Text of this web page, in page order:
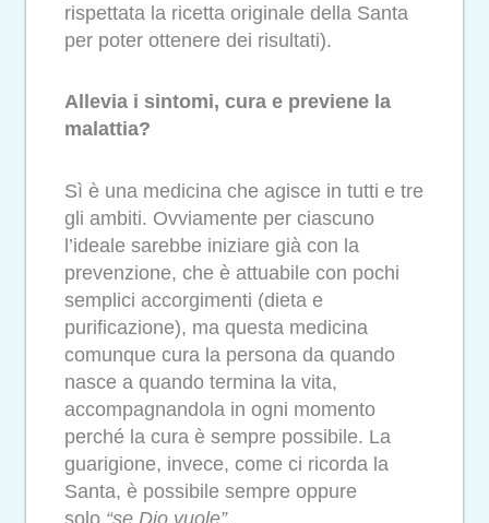
rispettata la ricetta originale della Santa
per poter ottenere dei risultati).
Allevia i sintomi, cura e previene la
malattia?
Sì è una medicina che agisce in tutti e tre
gli ambiti. Ovviamente per ciascuno
l’ideale sarebbe iniziare già con la
prevenzione, che è attuabile con pochi
semplici accorgimenti (dieta e
purificazione), ma questa medicina
comunque cura la persona da quando
nasce a quando termina la vita,
accompagnandola in ogni momento
perché la cura è sempre possibile. La
guarigione, invece, come ci ricorda la
Santa, è possibile sempre oppure
solo “se Dio vuole”.